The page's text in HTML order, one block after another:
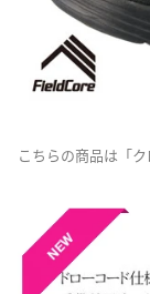
こちらの商品は「